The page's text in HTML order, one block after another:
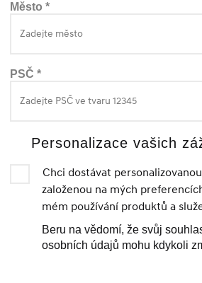
Město *
PSČ *
Personalizace vašich
Chci dostávat
založenou na mých
mém používání produktů a
Beru na vědomí, že svůj
osobních údajů mohu kdykoli